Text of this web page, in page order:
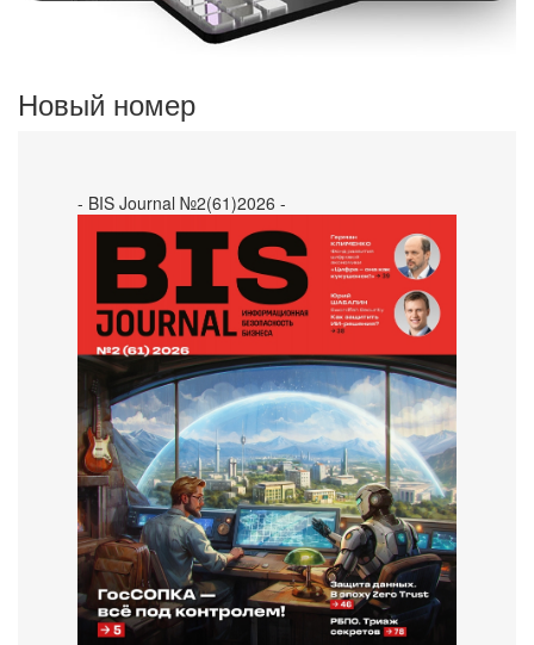
Новый номер
- BIS Journal №2(61)2026 -